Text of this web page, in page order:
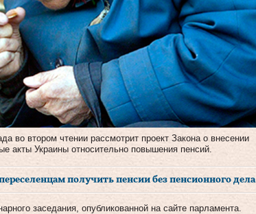
во втором чтении рассмотрит проект Закона о внесении
акты Украины относительно повышения пенсий.
получить пенсии без пенсионного дела
заседания, опубликованной на сайте парламента.